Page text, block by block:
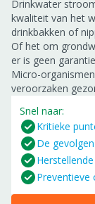
Drinkwater
kwaliteit van het
drinkbakken of
Of het om
er is geen
Micro-
veroorzaken
Snel naar:
Kritieke
De
Preventieve